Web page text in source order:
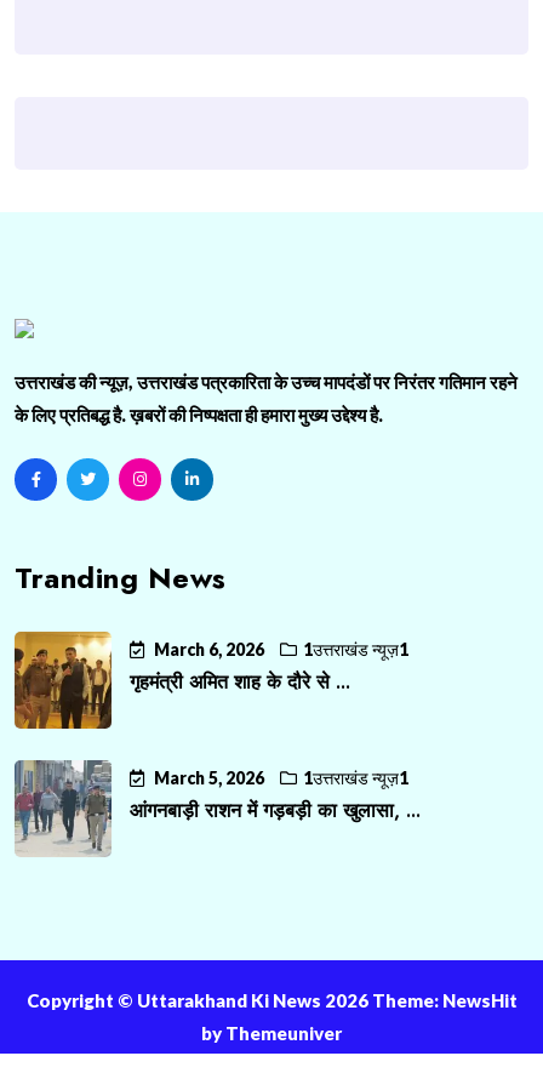
उत्तराखंड की न्यूज़, उत्तराखंड पत्रकारिता के उच्च मापदंडों पर निरंतर गतिमान रहने
के लिए प्रतिबद्ध है. ख़बरों की निष्पक्षता ही हमारा मुख्य उद्देश्य है.
Tranding News
March 6, 2026 1उत्तराखंड न्यूज़1
गृहमंत्री अमित शाह के दौरे से ...
March 5, 2026 1उत्तराखंड न्यूज़1
आंगनबाड़ी राशन में गड़बड़ी का खुलासा, ...
Copyright ©️ Uttarakhand Ki News 2026 Theme: NewsHit
by Themeuniver